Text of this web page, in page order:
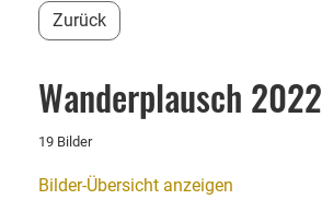
Zurück
Wanderplausch 2022
19 Bilder
Bilder-Übersicht anzeigen